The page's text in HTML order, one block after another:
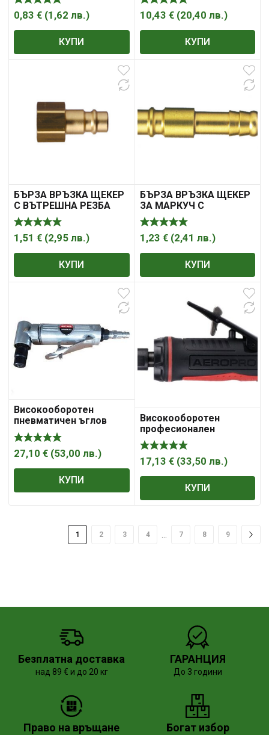
0,83 € (1,62 лв.)
КУПИ
10,43 € (20,40 лв.)
КУПИ
БЪРЗА ВРЪЗКА ЩЕКЕР
С ВЪТРЕШНА РЕЗБА
1,51 € (2,95 лв.)
КУПИ
БЪРЗА ВРЪЗКА ЩЕКЕР
ЗА МАРКУЧ С
ВЪТРЕШЕН ДИАМЕТЪР
1,23 € (2,41 лв.)
КУПИ
Високооборотен
пневматичен ъглов
шлайф 1/4″
27,10 € (53,00 лв.)
КУПИ
Високооборотен
професионален
пневматичен шлайф
1/4″ (6mm) AP17314
AEROPRO 513010
17,13 € (33,50 лв.)
КУПИ
1 2 3 4 7 8 9
Безплатна доставка
над 89 € и до 20 кг
ГАРАНЦИЯ
До 3 години
Право на връщане Богат избор